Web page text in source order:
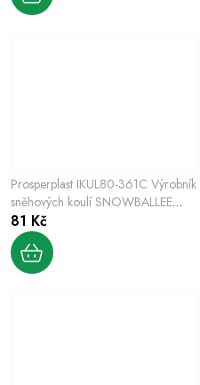
Prosperplast IKUL80-361C Výrobník
sněhových koulí SNOWBALLEE
zelený
81 Kč